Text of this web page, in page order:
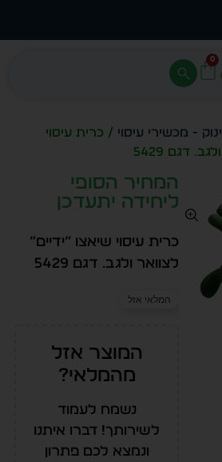
0
- מכשירי עיסוי / כרית עיסוי
דגם 5429
כרית עיסוי שיאצו “ידיים”
לצוואר ולגב. דגם 5429
המלאי אזל
המוצר אזל
מהמלאי?
נשמח לעמוד
לשירותך! דברו איתנו
ונמצא לכם פתרון
המחיר הסופי
ליחידה יתעדכן